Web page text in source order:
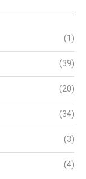
(1)
(39)
(20)
(34)
(3)
(4)